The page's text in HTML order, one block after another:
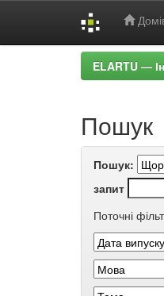
ELARTU —
Пошук
Пошук:
запит
Поточні